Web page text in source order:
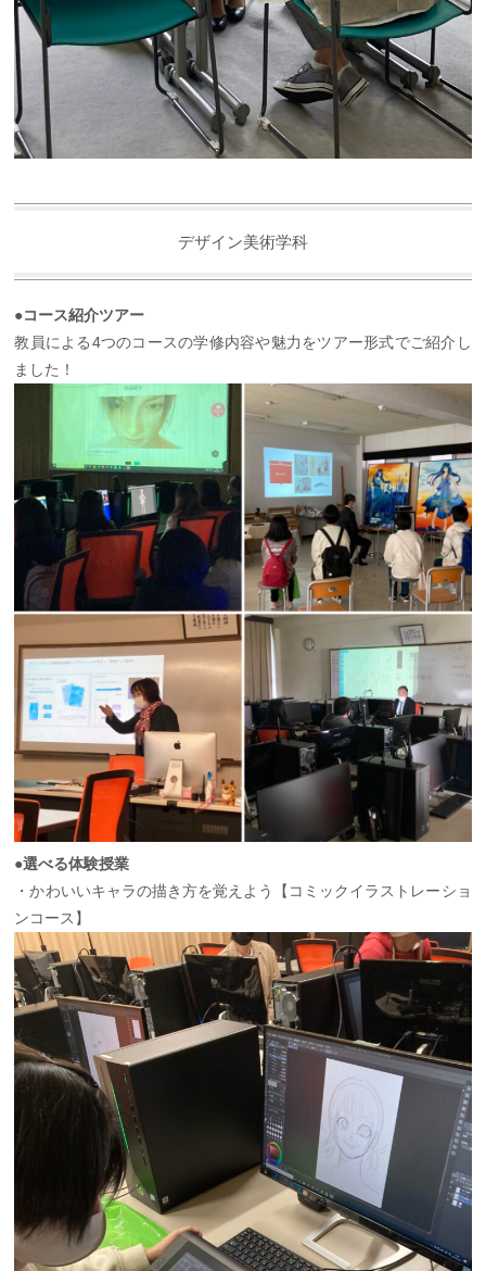
デザイン美術学科
●コース紹介ツアー
教員による4つのコースの学修内容や魅力をツアー形式でご紹介し
ました！
●選べる体験授業
・かわいいキャラの描き方を覚えよう【コミックイラストレーショ
ンコース】